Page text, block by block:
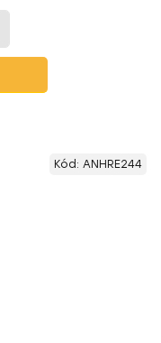
Kód: ANHRE244